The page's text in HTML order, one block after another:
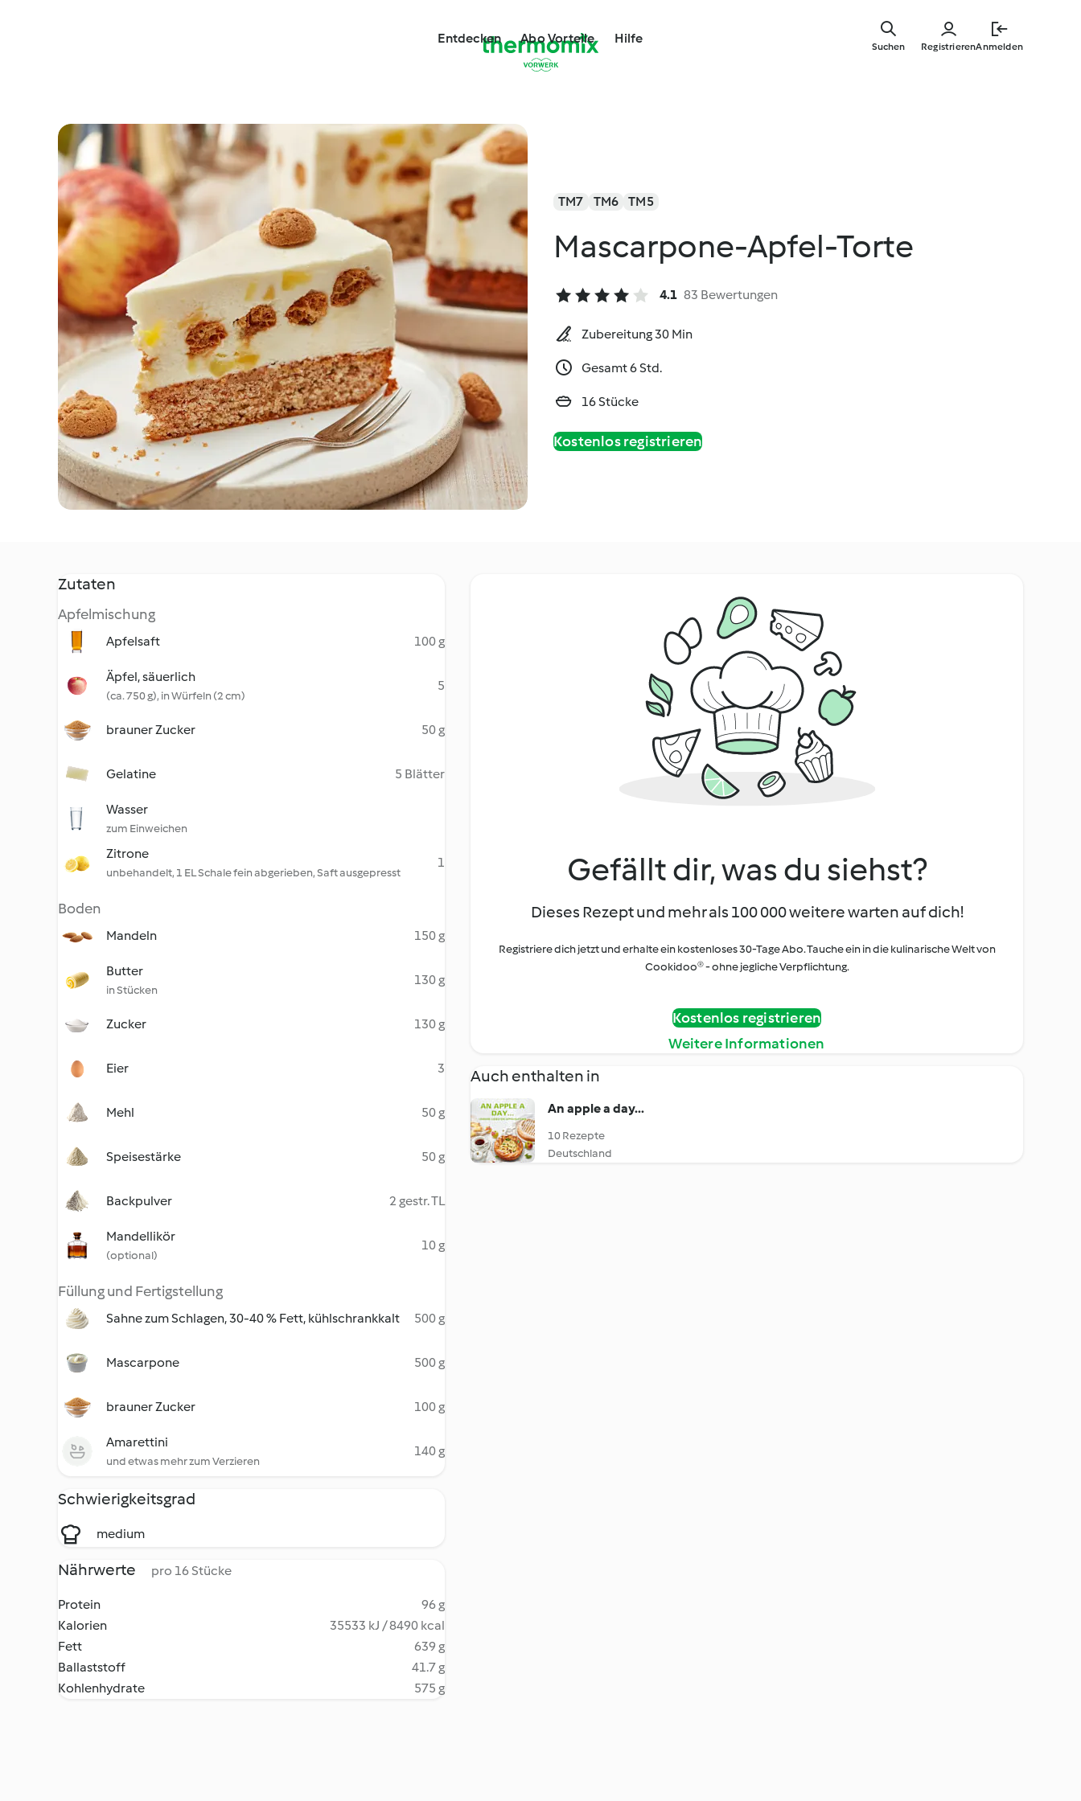
springen
Entdecken Abo Vorteile Hilfe
RegistrierenAnmelden
Suchen
TM7 TM6 TM5
Mascarpone-Apfel-Torte
4.1 83 Bewertungen
Zubereitung 30 Min
Gesamt 6 Std.
16 Stücke
Kostenlos registrieren
Zutaten
Apfelmischung
Apfelsaft 100 g
Äpfel, säuerlich
(ca. 750 g), in Würfeln (2 cm)
5
brauner Zucker 50 g
Gelatine 5 Blätter
Wasser
zum Einweichen
Zitrone
unbehandelt, 1 EL Schale fein abgerieben, Saft ausgepresst
1
Boden
Mandeln 150 g
Butter
in Stücken
130 g
Zucker 130 g
Eier 3
Mehl 50 g
Speisestärke 50 g
Backpulver 2 gestr. TL
Mandellikör
(optional)
10 g
Füllung und Fertigstellung
Sahne zum Schlagen, 30-40 % Fett, kühlschrankkalt 500 g
Mascarpone 500 g
brauner Zucker 100 g
Amarettini
und etwas mehr zum Verzieren
140 g
Schwierigkeitsgrad
medium
Nährwerte pro 16 Stücke
Protein
96 g
Kalorien
35533 kJ / 8490 kcal
Fett
639 g
Ballaststoff
41.7 g
Kohlenhydrate
575 g
Gefällt dir, was du siehst?
Dieses Rezept und mehr als 100 000 weitere warten auf dich!
Registriere dich jetzt und erhalte ein kostenloses 30-Tage Abo. Tauche ein in die kulinarische Welt von
Cookidoo® - ohne jegliche Verpflichtung.
Kostenlos registrieren
Weitere Informationen
Auch enthalten in
An apple a day...
10 Rezepte
Deutschland